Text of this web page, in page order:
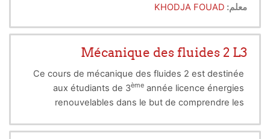
معلم: KHODJA FOUAD
Mécanique des fluides 2 L3
Ce cours de mécanique des fluides 2 est destinée
aux étudiants de 3ème année licence énergies
renouvelables dans le but de comprendre les
fluides parfait et réel , et de découvrir l'équation de